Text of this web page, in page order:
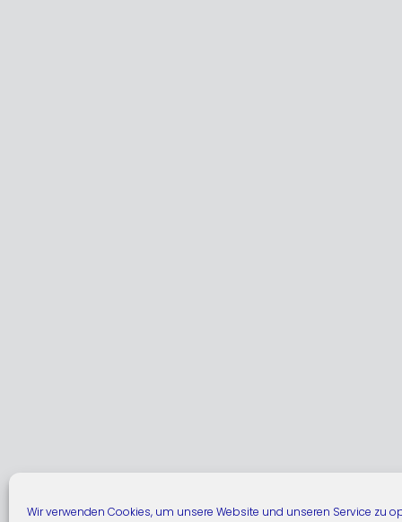
Wir verwenden Cookies, um unsere Website und unseren Service zu